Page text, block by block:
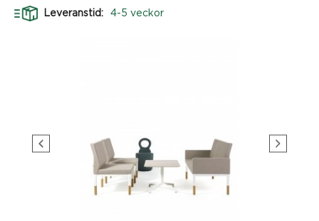
Leveranstid: 4-5 veckor